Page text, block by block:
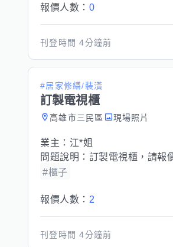
報價人數： 0
刊登時間4分鐘前
#居家修繕/裝潢
訂製電視櫃
高雄市三民區 現場照片
業主： 江*姐
問題說明： 訂製電視櫃，請報
#櫃子
報價人數： 2
刊登時間4分鐘前